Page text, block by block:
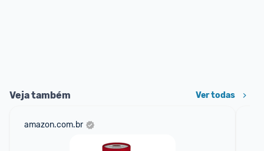
Veja também Ver todas
amazon.com.br